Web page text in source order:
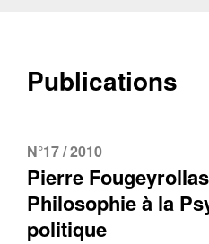
Publications
N°17 / 2010
Pierre
Philosophie à la
politique